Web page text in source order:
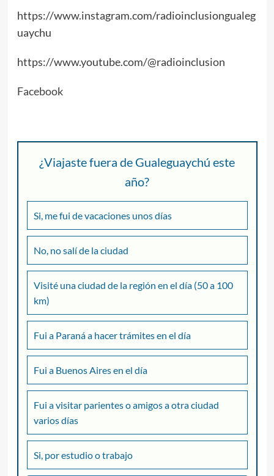
https://www.instagram.com/radioinclusiongualeg
uaychu
https://www.youtube.com/@radioinclusion
Facebook
¿Viajaste fuera de Gualeguaychú este
año?
Si, me fui de vacaciones unos días
No, no salí de la ciudad
Visité una ciudad de la región en el día (50 a 100
km)
Fui a Paraná a hacer trámites en el día
Fui a Buenos Aires en el día
Fui a visitar parientes o amigos a otra ciudad
varios días
Si, por estudio o trabajo